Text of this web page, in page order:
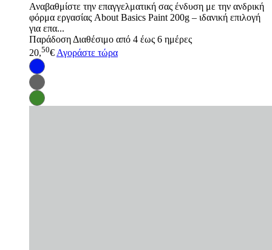
Αναβαθμίστε την επαγγελματική σας ένδυση με την ανδρική
φόρμα εργασίας About Basics Paint 200g – ιδανική επιλογή
για επα...
Παράδοση Διαθέσιμο από 4 έως 6 ημέρες
20,50€ Αγοράστε τώρα